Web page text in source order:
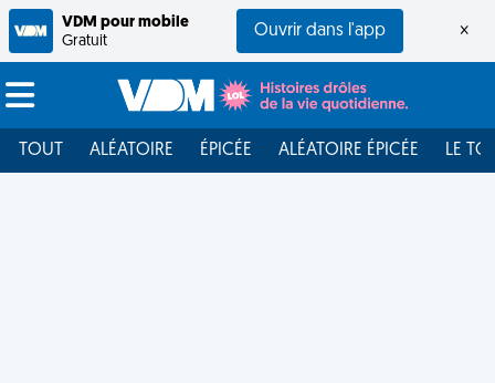
VDM pour mobile
Gratuit
Ouvrir dans l'app ×
TOUT ALÉATOIRE ÉPICÉE ALÉATOIRE ÉPICÉE LE